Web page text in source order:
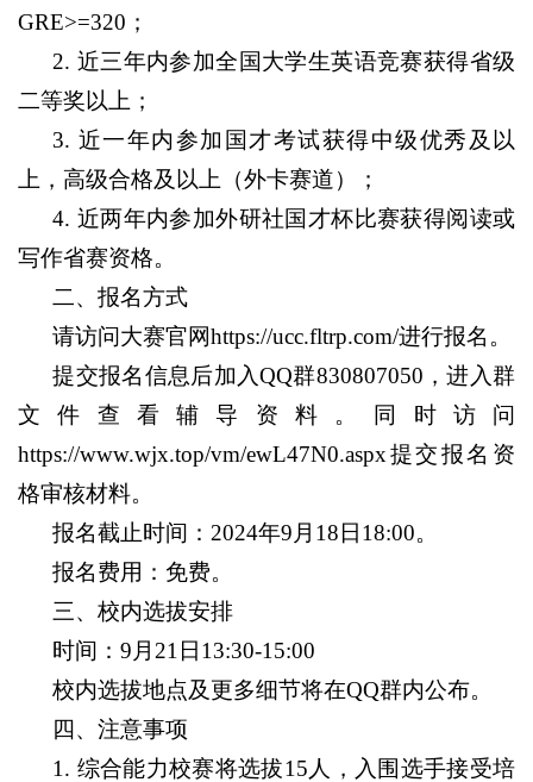
GRE>=320 ；
2. 近三年内参加全国大学生英语竞赛获得省级
二等奖以上；
3. 近一年内参加 国才考试获得中级优秀及以
上，高级合格及以上（外卡赛道）；
4. 近两年内参加外研社国才杯比赛获得阅读或
写作省赛资格。
二、报名方式
请访问大赛官网https://ucc.fltrp.com/进行报名。
提交报名信息后加入QQ群830807050 ，进入群
文件查看辅导资料。同时访问
https://www.wjx.top/vm/ewL47N0.aspx提交报名资
格审核材料。
报名截止时间： 2024年9 月 18日18:00。
报名费用：免费。
三、校内选拔安排
时间：9 月 21 日13:30-15:00
校内选拔地点及更多细节将在QQ群内公布。
四、注意事项
1. 综合能力校赛将选拔15 人，入围选手接受培